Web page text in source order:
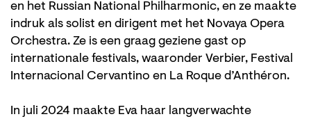
en het Russian National Philharmonic, en ze maakte
indruk als solist en dirigent met het Novaya Opera
Orchestra. Ze is een graag geziene gast op
internationale festivals, waaronder Verbier, Festival
Internacional Cervantino en La Roque d’Anthéron.
In juli 2024 maakte Eva haar langverwachte